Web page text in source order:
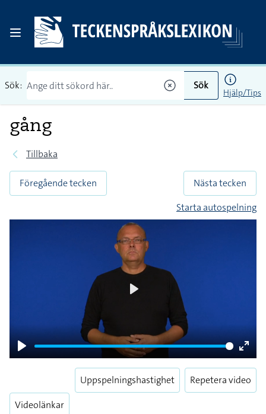
Sök: Sök
Hjälp/Tips
gång
Tillbaka
Föregående tecken
Nästa tecken
Starta autospelning
Play
Enter
Videolänkar
Uppspelningshastighet Repetera video